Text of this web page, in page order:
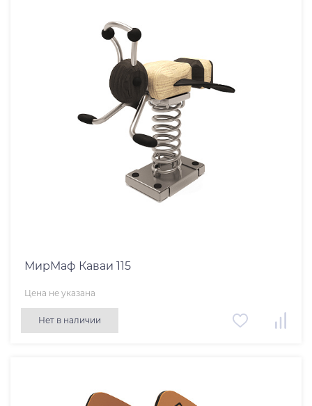
МирМаф Каваи 115
Цена не указана
Нет в наличии